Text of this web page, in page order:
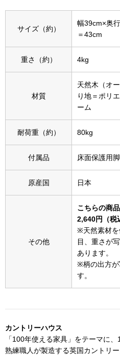
アクセサリー
ン雑貨
サイズ（約）
幅39cm×奥
＝43cm
重さ（約） 4kg
材質
天然木（オ
り地＝ポリ
ーム
耐荷重（約） 80kg
付属品 床面保護用
原産国 日本
その他
こちらの商
2,640円（税
※天然素材を
目、重さが
あります。
※柄の出方が
す。
カントリーハウス
「100年使える家具」をテーマに
熟練職人が製造する英国カントリ